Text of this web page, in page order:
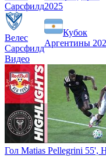
Сарсфилд2025
Велес
Сарсфилд
Кубок
Аргентины
Видео
Гол Matias Pellegrini 55',